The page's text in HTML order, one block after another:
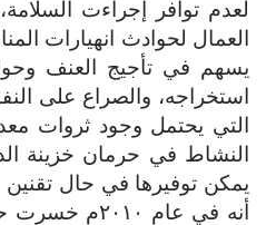
لعدم توافر إجراءت
العمال لحوادث انهيارات
يسهم في تأجيج العنف
استخراجه، والصراع على
التي يحتمل وجود ثروات
النشاط في حرمان خزينة
يمكن توفيرها في حال تقنين